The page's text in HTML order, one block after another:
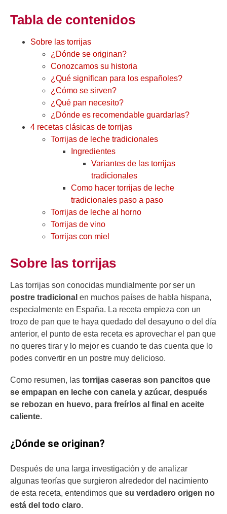
Tabla de contenidos
Sobre las torrijas
¿Dónde se originan?
Conozcamos su historia
¿Qué significan para los españoles?
¿Cómo se sirven?
¿Qué pan necesito?
¿Dónde es recomendable guardarlas?
4 recetas clásicas de torrijas
Torrijas de leche tradicionales
Ingredientes
Variantes de las torrijas
tradicionales
Como hacer torrijas de leche
tradicionales paso a paso
Torrijas de leche al horno
Torrijas de vino
Torrijas con miel
Sobre las torrijas
Las torrijas son conocidas mundialmente por ser un
postre tradicional en muchos países de habla hispana,
especialmente en España. La receta empieza con un
trozo de pan que te haya quedado del desayuno o del día
anterior, el punto de esta receta es aprovechar el pan que
no queres tirar y lo mejor es cuando te das cuenta que lo
podes convertir en un postre muy delicioso.
Como resumen, las torrijas caseras son pancitos que
se empapan en leche con canela y azúcar, después
se rebozan en huevo, para freírlos al final en aceite
caliente.
¿Dónde se originan?
Después de una larga investigación y de analizar
algunas teorías que surgieron alrededor del nacimiento
de esta receta, entendimos que su verdadero origen no
está del todo claro.